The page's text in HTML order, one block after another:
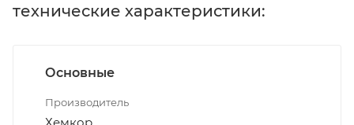
технические характеристики:
Основные
Производитель